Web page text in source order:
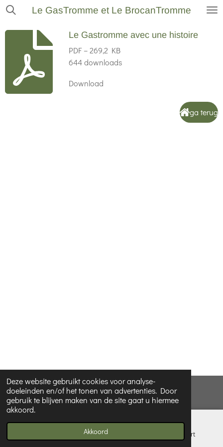
Deze website gebruikt cookies voor analyse-
doeleinden en/of het tonen van advertenties. Door
gebruik te blijven maken van de site gaat u hiermee
akkoord.
Akkoord
Ga
hoofdinhoud
Le GasTromme et Le BrocanTromme
Le Gastromme avec une histoire
PDF – 269,2 KB
644 downloads
Download
ga terug
© 2022 Le Gastromme
Telefoonnummer Kaart